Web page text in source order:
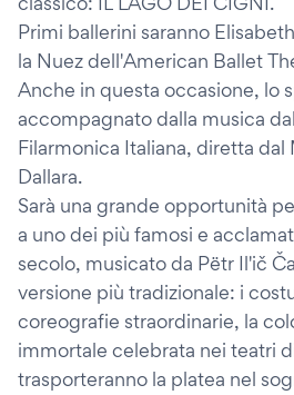
Primi ballerini saranno
la Nuez dell'American Ballet
Anche in questa occasione, lo
accompagnato dalla musica
Filarmonica Italiana, diretta
Dallara.
Sarà una grande opportunità
a uno dei più famosi e
secolo, musicato da Pëtr Il'ič
versione più tradizionale: i
coreografie straordinarie, la
immortale celebrata nei teatri
trasporteranno la platea nel